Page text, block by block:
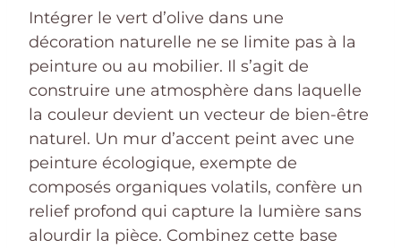
Intégrer le vert d’olive dans une
décoration naturelle ne se limite pas à la
peinture ou au mobilier. Il s’agit de
construire une atmosphère dans laquelle
la couleur devient un vecteur de bien-être
naturel. Un mur d’accent peint avec une
peinture écologique, exempte de
composés organiques volatils, confère un
relief profond qui capture la lumière sans
alourdir la pièce. Combinez cette base